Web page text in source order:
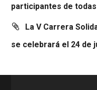
participantes de
La V Carrera
se celebrará el 24 de